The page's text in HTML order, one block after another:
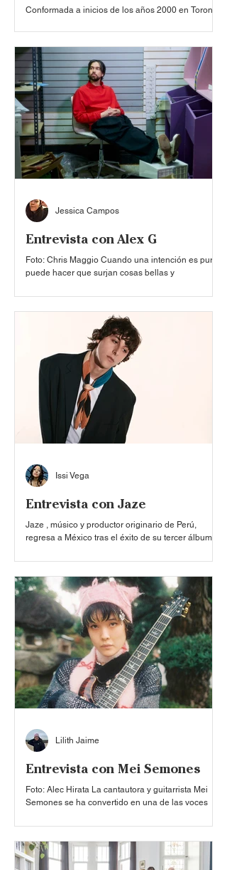
Conformada a inicios de los años 2000 en Toronto,
contemporáneo. Más que una banda tradicional, el
proyecto funciona como una comunidad musical
en constante cambio, donde decenas de
integrantes han dado forma a un sonido
expansivo, emotivo y profundamente colaborativo.
Su propuesta mezcla capas de guitarras, arreglos
orquestales y una sensibilidad colectiva que
desafía las estructuras
Entrevista con Alex G
Foto: Chris Maggio Cuando una intención es pura,
puede hacer que surjan cosas bellas y
un artista que desde adolescente se las ingenió
para explorar su talento, y partiendo de su
habitación en Pennsylvania, se convirtió en un
referente del bedroom pop . Hoy es conocido como
el inconfundible Alex G , quien además comienza
una gira que celebra el lanzamiento de su décimo
disco de estudio, titulado ‘ Headlights ’ , con RCA
Jessica Campos
Entrevista con Jaze
Jaze , músico y productor originario de Perú,
regresa a México tras el éxito de su tercer álbum
proyecto ambicioso y detallado que trasciende las
voces de las cosas que no importan tanto cuando
el tiempo pasa. Avanzar se traduce en sus
sonidos, que van desde la suavidad del pop hasta
la fantasía del R&B: una visión polifónica en
español. Este material de larga duración se
convierte en una puerta grande, orgánica y
humana al futur
Issi Vega
Entrevista con Mei Semones
Foto: Alec Hirata La cantautora y guitarrista Mei
Semones se ha convertido en una de las voces
gracias a una propuesta que mezcla sensibilidad,
técnica y una identidad cultural muy marcada. Con
ayuda de su familia, amigos y sus fans, ha logrado
lanzar distintos materiales, en ambos, formato
Lilith Jaime